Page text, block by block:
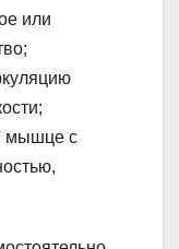
или
мышце с